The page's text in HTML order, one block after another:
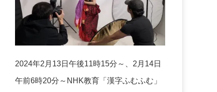
2024年2月13日午後11時15分～、2月14日
午前6時20分～NHK教育「漢字ふむふむ」